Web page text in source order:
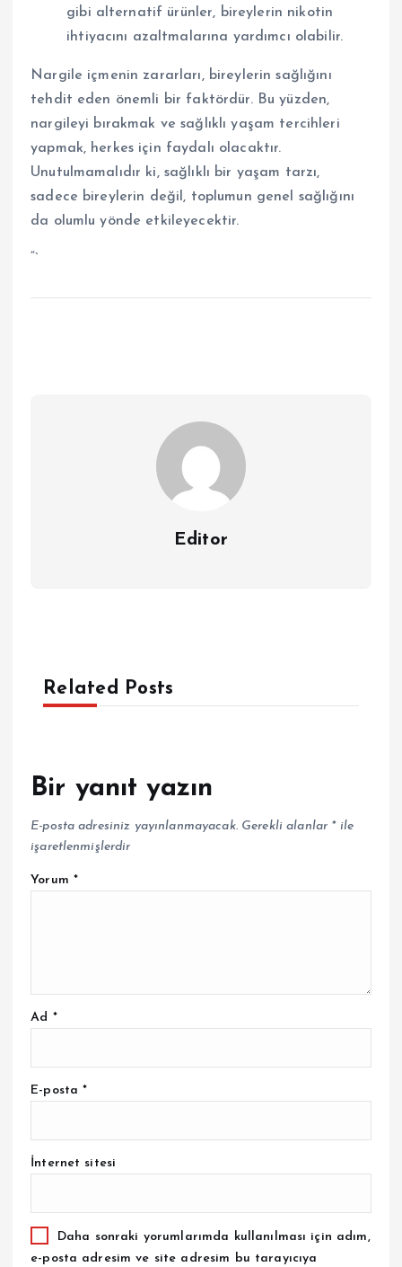
gibi alternatif ürünler, bireylerin nikotin
ihtiyacını azaltmalarına yardımcı olabilir.
Nargile içmenin zararları, bireylerin sağlığını
tehdit eden önemli bir faktördür. Bu yüzden,
nargileyi bırakmak ve sağlıklı yaşam tercihleri
yapmak, herkes için faydalı olacaktır.
Unutulmamalıdır ki, sağlıklı bir yaşam tarzı,
sadece bireylerin değil, toplumun genel sağlığını
da olumlu yönde etkileyecektir.
“`
Editor
Related Posts
Bir yanıt yazın
E-posta adresiniz yayınlanmayacak. Gerekli alanlar *ile
işaretlenmişlerdir
Yorum *
Ad *
E-posta*
İnternet sitesi
Daha sonraki yorumlarımda kullanılması için adım,
e-posta adresim ve site adresim bu tarayıcıya